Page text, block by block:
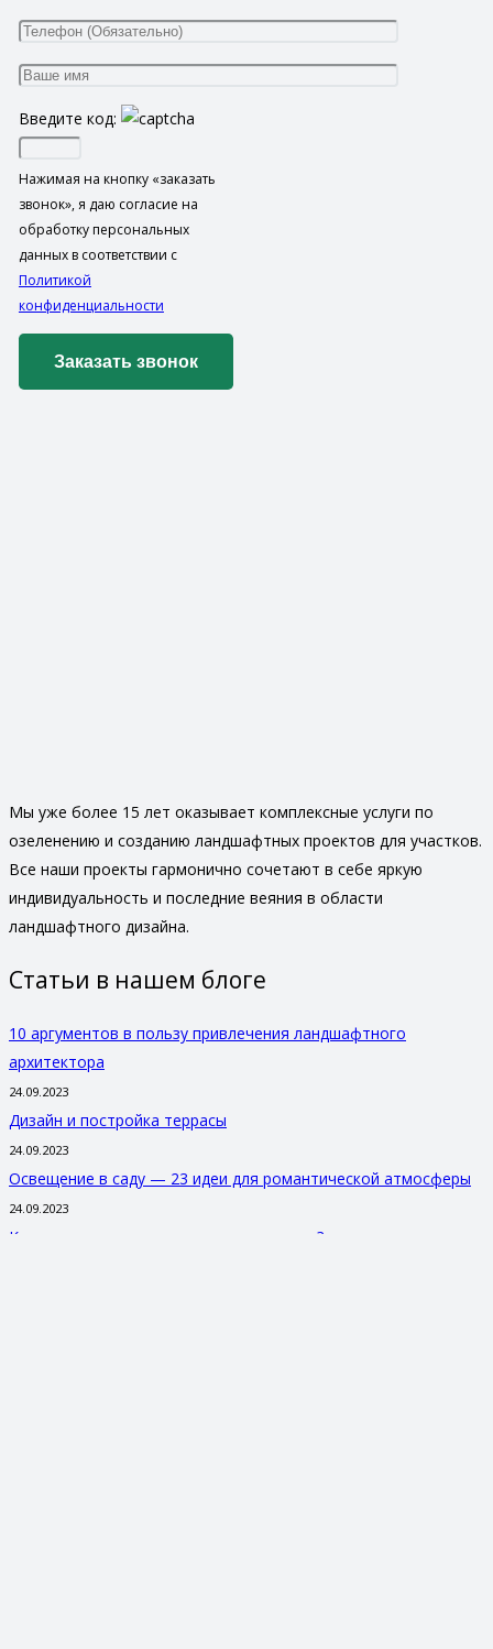
Введите код:
Нажимая на кнопку «заказать
звонок», я даю согласие на
обработку персональных
данных в соответствии с
Политикой
конфиденциальности
Мы уже более 15 лет оказывает комплексные услуги по
озеленению и созданию ландшафтных проектов для участков.
Все наши проекты гармонично сочетают в себе яркую
индивидуальность и последние веяния в области
ландшафтного дизайна.
Статьи в нашем блоге
10 аргументов в пользу привлечения ландшафтного
архитектора
24.09.2023
Дизайн и постройка террасы
24.09.2023
Освещение в саду — 23 идеи для романтической атмосферы
24.09.2023
Камин в саду или как реализовать мечту?